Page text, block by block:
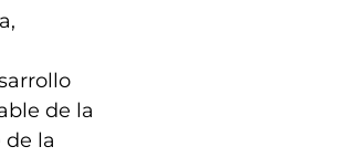
de la
de la